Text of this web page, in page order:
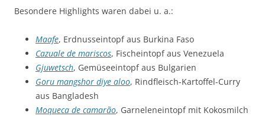
Besondere Highlights waren dabei u. a.:
Maafe, Erdnusseintopf aus Burkina Faso
Cazuale de mariscos, Fischeintopf aus Venezuela
Gjuwetsch, Gemüseeintopf aus Bulgarien
Goru mangshor diye aloo, Rindfleisch-Kartoffel-Curry
aus Bangladesh
Moqueca de camarão, Garneleneintopf mit Kokosmilch